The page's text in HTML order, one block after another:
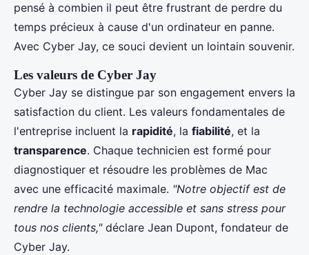
pensé à combien il peut être frustrant de perdre du
temps précieux à cause d'un ordinateur en panne.
Avec Cyber Jay, ce souci devient un lointain souvenir.
Les valeurs de Cyber Jay
Cyber Jay se distingue par son engagement envers la
satisfaction du client. Les valeurs fondamentales de
l'entreprise incluent la rapidité, la fiabilité, et la
transparence. Chaque technicien est formé pour
diagnostiquer et résoudre les problèmes de Mac
avec une efficacité maximale. "Notre objectif est de
rendre la technologie accessible et sans stress pour
tous nos clients,"déclare Jean Dupont, fondateur de
Cyber Jay.